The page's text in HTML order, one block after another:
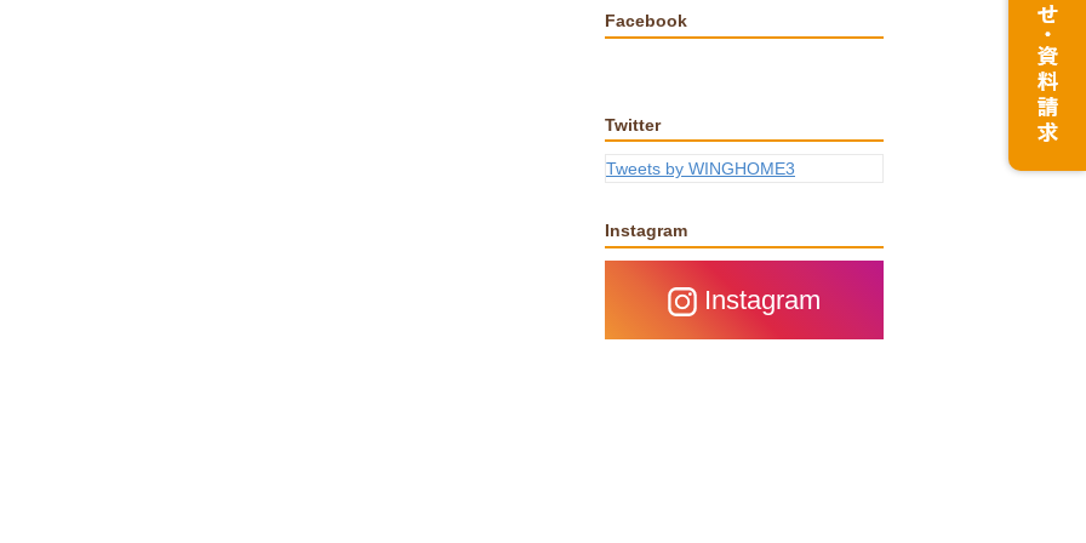
Facebook
Twitter
Tweets by WINGHOME3
Instagram
Instagram